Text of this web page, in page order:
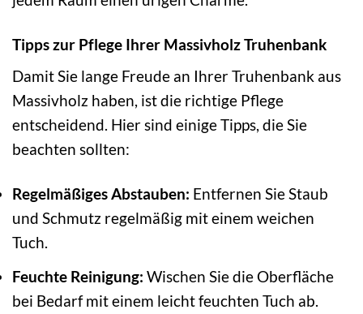
Tipps zur Pflege Ihrer Massivholz Truhenbank
Damit Sie lange Freude an Ihrer Truhenbank aus
Massivholz haben, ist die richtige Pflege
entscheidend. Hier sind einige Tipps, die Sie
beachten sollten:
Regelmäßiges Abstauben: Entfernen Sie Staub
und Schmutz regelmäßig mit einem weichen
Tuch.
Feuchte Reinigung: Wischen Sie die Oberfläche
bei Bedarf mit einem leicht feuchten Tuch ab.